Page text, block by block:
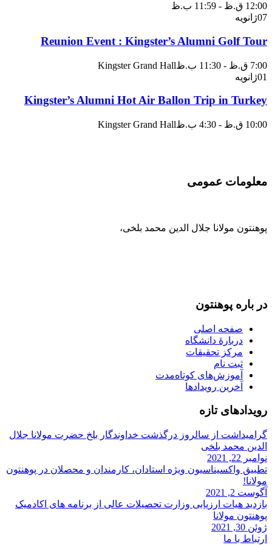
12:00 ق.ظ - 11:59 ب.ظ
07ژانویه
Reunion Event : Kingster’s Alumni Golf Tour
7:00 ق.ظ - 11:30 ب.ظ
Kingster Grand Hall
01ژانویه
Kingster’s Alumni Hot Air Ballon Trip in Turkey
10:00 ق.ظ - 4:30 ب.ظ Kingster Grand Hall
معلومات عمومی
پوهنتون مولانا جلال الدین محمد بلخی،
در باره‌ پوهنتون
صفحه اصلی
دربارۀ‌ دانشگاه
مرکز تحقیقات
ثبت نام
آموزش‌های کوتاه‌مدت
آخرین رویدادها
رویداد‌های تازه
گرامیداشت از سالروز درگذشت خداوندگار بلخ حضرت مولانا جلال
الدین محمد بلخی
نوامبر 22, 2021
تطبیق واکسیناسیون ویژه استادان، کارمندان و‌ محصلان در پوهنتون
مولانا!
آگوست 2, 2021
بازدید هیات ارزیابی وزارت تحصیلات عالی از برنامه های اکادمیک
پوهنتون مولانا
ژوئن 30, 2021
ارتباط با ما